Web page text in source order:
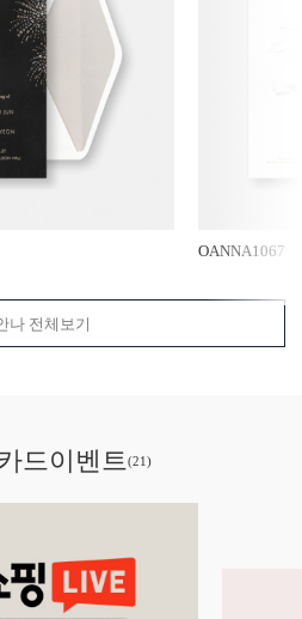
OANNA1067
나 전체보기
드이벤트(21)